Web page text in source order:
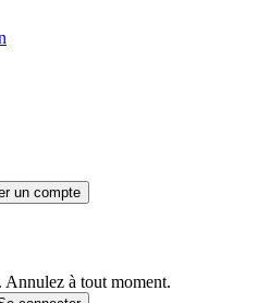
un compte
Annulez à tout moment.